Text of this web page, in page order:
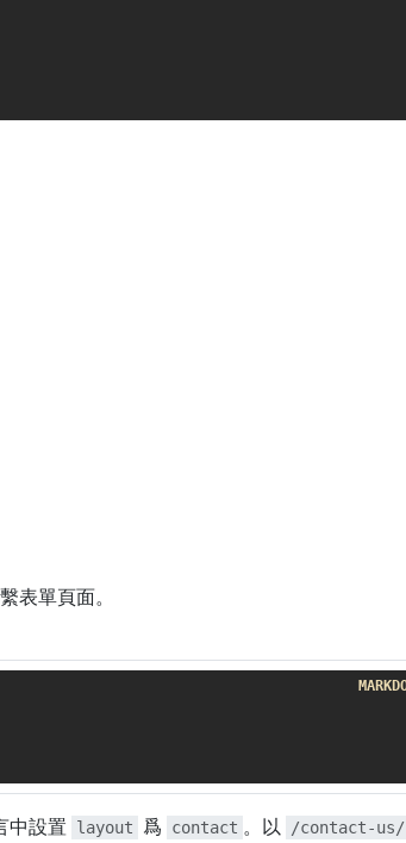
表單頁面。
中設置 layout 爲 contact 。以 /contact-us/